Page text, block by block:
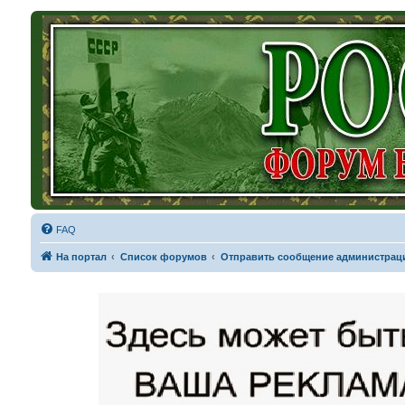
FAQ
На портал Список форумов Отправить сообщение